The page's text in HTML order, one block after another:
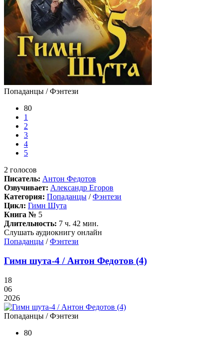
Попаданцы / Фэнтези
80
1
2
3
4
5
2 голосов
Писатель: Антон Федотов
Озвучивает: Александр Егоров
Категория: Попаданцы /Фэнтези
Цикл: Гимн Шута
Книга № 5
Длительность: 7 ч. 42 мин.
Слушать аудиокнигу онлайн
Попаданцы /Фэнтези
Гимн шута-4 / Антон Федотов (4)
18
06
2026
Попаданцы / Фэнтези
80